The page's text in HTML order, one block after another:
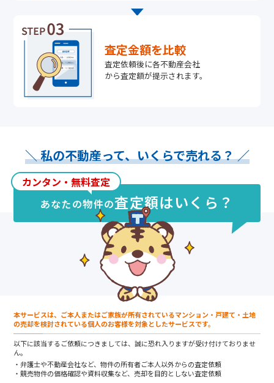
査定金額を比較
査定依頼後に各不動産会社
から査定額が提示されます。
＼ 私の不動産って、いくらで売れる？ ／
カンタン・無料査定
あなたの物件の査定額はいくら？
本サービスは、ご本人またはご家族が所有されているマンション・戸建て・土地
の売却を検討されている個人のお客様を対象としたサービスです。
以下に該当するご依頼につきましては、誠に恐れ入りますが受け付けておりませ
ん。
弁護士や不動産会社など、物件の所有者ご本人以外からの査定依頼
競売物件の価格確認や資料収集など、売却を目的としない査定依頼